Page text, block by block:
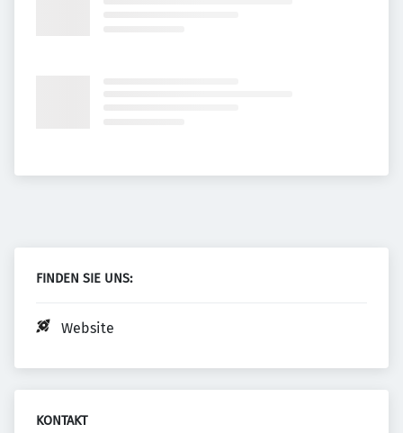
FINDEN SIE UNS:
Website
KONTAKT